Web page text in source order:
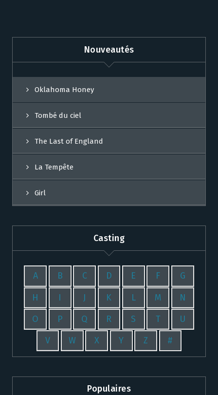
Nouveautés
Oklahoma Honey
Tombé du ciel
The Last of England
La Tempête
Girl
Casting
A B C D E F G
H I J K L M N
O P Q R S T U
V W X Y Z #
Populaires